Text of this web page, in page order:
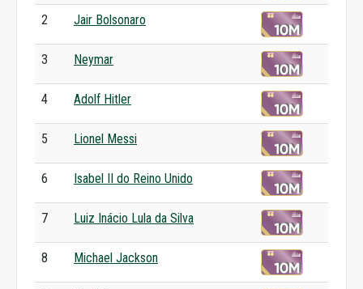
2 Jair Bolsonaro
3 Neymar
4 Adolf Hitler
5 Lionel Messi
6 Isabel II do Reino Unido
7 Luiz Inácio Lula da Silva
8 Michael Jackson